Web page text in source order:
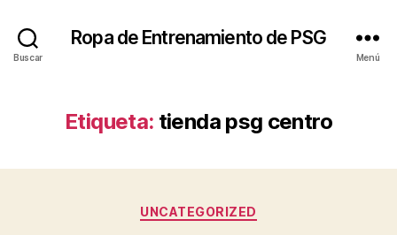
Buscar
Ropa de Entrenamiento de PSG
Menú
Etiqueta: tienda psg centro
Categorías
UNCATEGORIZED